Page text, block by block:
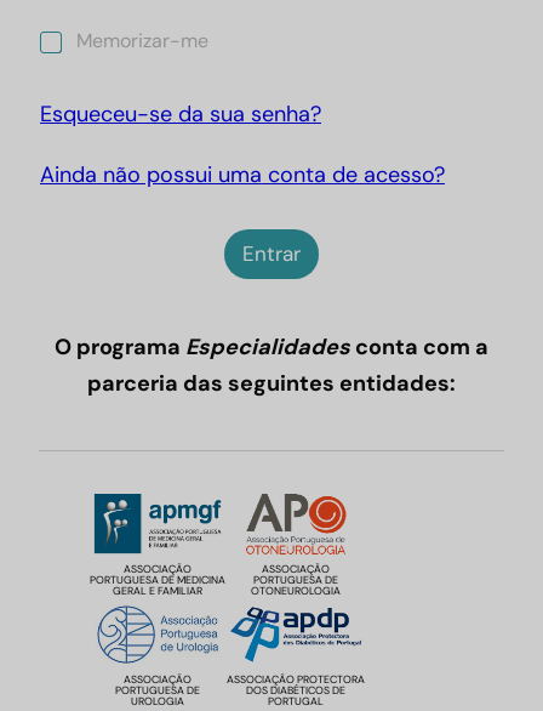
M
o
r
z
Memorizar-me
Esqueceu-se da sua senha?
Ainda não possui uma conta de acesso?
Entrar
O programa Especialidades conta com a
parceria das seguintes entidades:
ASSOCIAÇÃO
PORTUGUESA DE MEDICINA
GERAL E FAMILIAR
ASSOCIAÇÃO
PORTUGUESA DE
OTONEUROLOGIA
ASSOCIAÇÃO
PORTUGUESA DE
UROLOGIA
ASSOCIAÇÃO PROTECTORA
DOS DIABÉTICOS DE
PORTUGAL